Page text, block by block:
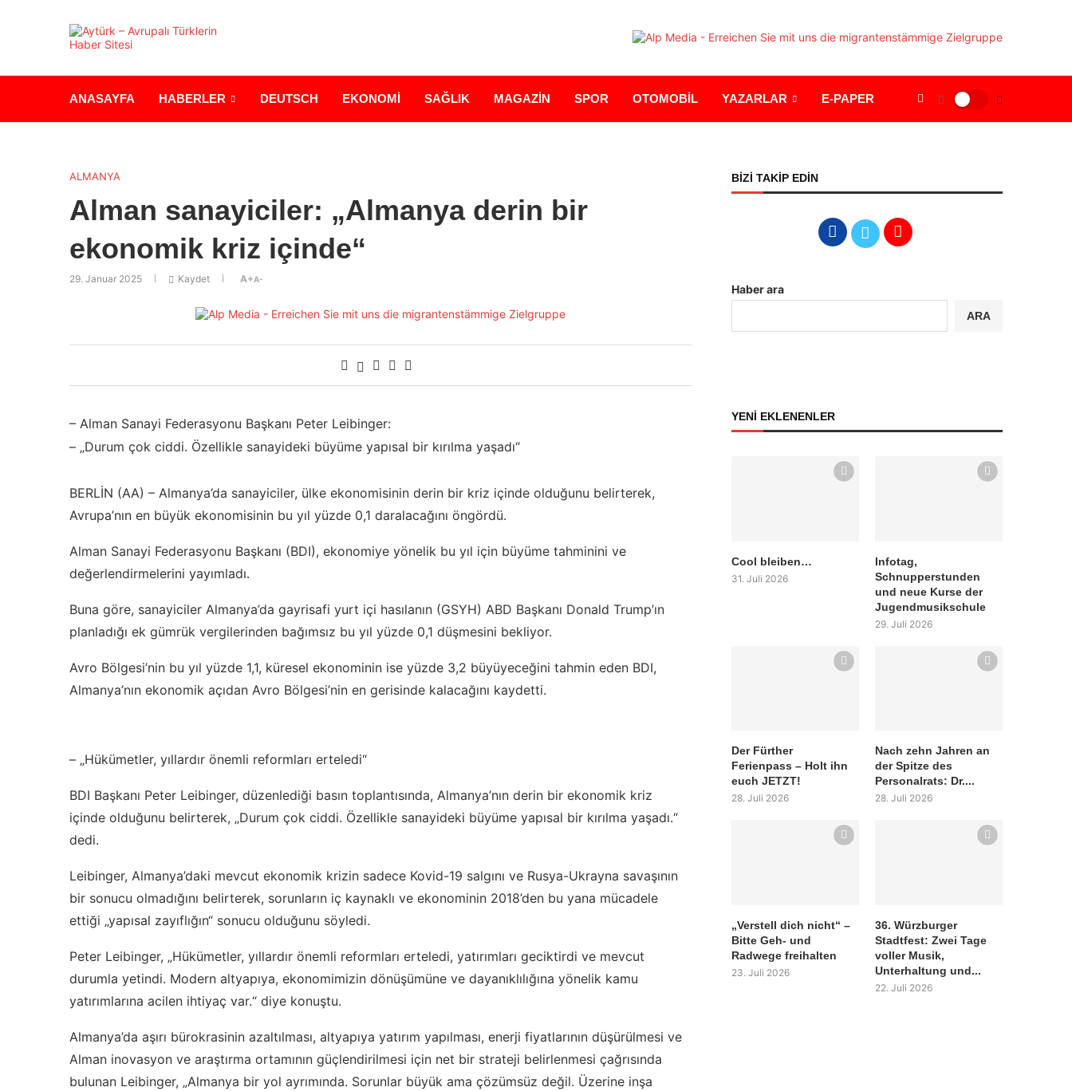
ANASAYFA HABERLER DEUTSCH EKONOMİ SAĞLIK MAGAZİN SPOR OTOMOBİL YAZARLAR E-PAPER
ALMANYA
Alman sanayiciler: „Almanya derin bir
ekonomik kriz içinde“
29. Januar 2025 Kaydet A+A-
– Alman Sanayi Federasyonu Başkanı Peter Leibinger:
– „Durum çok ciddi. Özellikle sanayideki büyüme yapısal bir kırılma yaşadı“
BERLİN (AA) – Almanya’da sanayiciler, ülke ekonomisinin derin bir kriz içinde olduğunu belirterek,
Avrupa’nın en büyük ekonomisinin bu yıl yüzde 0,1 daralacağını öngördü.
Alman Sanayi Federasyonu Başkanı (BDI), ekonomiye yönelik bu yıl için büyüme tahminini ve
değerlendirmelerini yayımladı.
Buna göre, sanayiciler Almanya’da gayrisafi yurt içi hasılanın (GSYH) ABD Başkanı Donald Trump’ın
planladığı ek gümrük vergilerinden bağımsız bu yıl yüzde 0,1 düşmesini bekliyor.
Avro Bölgesi’nin bu yıl yüzde 1,1, küresel ekonominin ise yüzde 3,2 büyüyeceğini tahmin eden BDI,
Almanya’nın ekonomik açıdan Avro Bölgesi’nin en gerisinde kalacağını kaydetti.
– „Hükümetler, yıllardır önemli reformları erteledi“
BDI Başkanı Peter Leibinger, düzenlediği basın toplantısında, Almanya’nın derin bir ekonomik kriz
içinde olduğunu belirterek, „Durum çok ciddi. Özellikle sanayideki büyüme yapısal bir kırılma yaşadı.“
dedi.
Leibinger, Almanya’daki mevcut ekonomik krizin sadece Kovid-19 salgını ve Rusya-Ukrayna savaşının
bir sonucu olmadığını belirterek, sorunların iç kaynaklı ve ekonominin 2018’den bu yana mücadele
ettiği „yapısal zayıflığın“ sonucu olduğunu söyledi.
Peter Leibinger, „Hükümetler, yıllardır önemli reformları erteledi, yatırımları geciktirdi ve mevcut
durumla yetindi. Modern altyapıya, ekonomimizin dönüşümüne ve dayanıklılığına yönelik kamu
yatırımlarına acilen ihtiyaç var.“ diye konuştu.
Almanya’da aşırı bürokrasinin azaltılması, altyapıya yatırım yapılması, enerji fiyatlarının düşürülmesi ve
Alman inovasyon ve araştırma ortamının güçlendirilmesi için net bir strateji belirlenmesi çağrısında
bulunan Leibinger, „Almanya bir yol ayrımında. Sorunlar büyük ama çözümsüz değil. Üzerine inşa
BİZİ TAKİP EDİN
Haber ara
ARA
YENİ EKLENENLER
Cool bleiben…
31. Juli 2026
Infotag,
Schnupperstunden
und neue Kurse der
Jugendmusikschule
29. Juli 2026
Der Fürther
Ferienpass – Holt ihn
euch JETZT!
28. Juli 2026
Nach zehn Jahren an
der Spitze des
Personalrats: Dr....
28. Juli 2026
„Verstell dich nicht“ –
Bitte Geh- und
Radwege freihalten
23. Juli 2026
36. Würzburger
Stadtfest: Zwei Tage
voller Musik,
Unterhaltung und...
22. Juli 2026